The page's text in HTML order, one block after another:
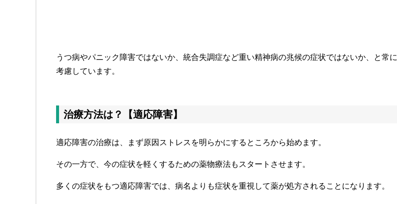
うつ病やパニック障害ではないか、統合失調症など重い精神病の兆候の症状ではないか、と常に
考慮しています。
治療方法は？【適応障害】
適応障害の治療は、まず原因ストレスを明らかにするところから始めます。
その一方で、今の症状を軽くするための薬物療法もスタートさせます。
多くの症状をもつ適応障害では、病名よりも症状を重視して薬が処方されることになります。